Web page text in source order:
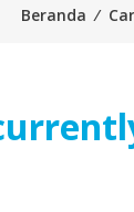
Beranda ⁄